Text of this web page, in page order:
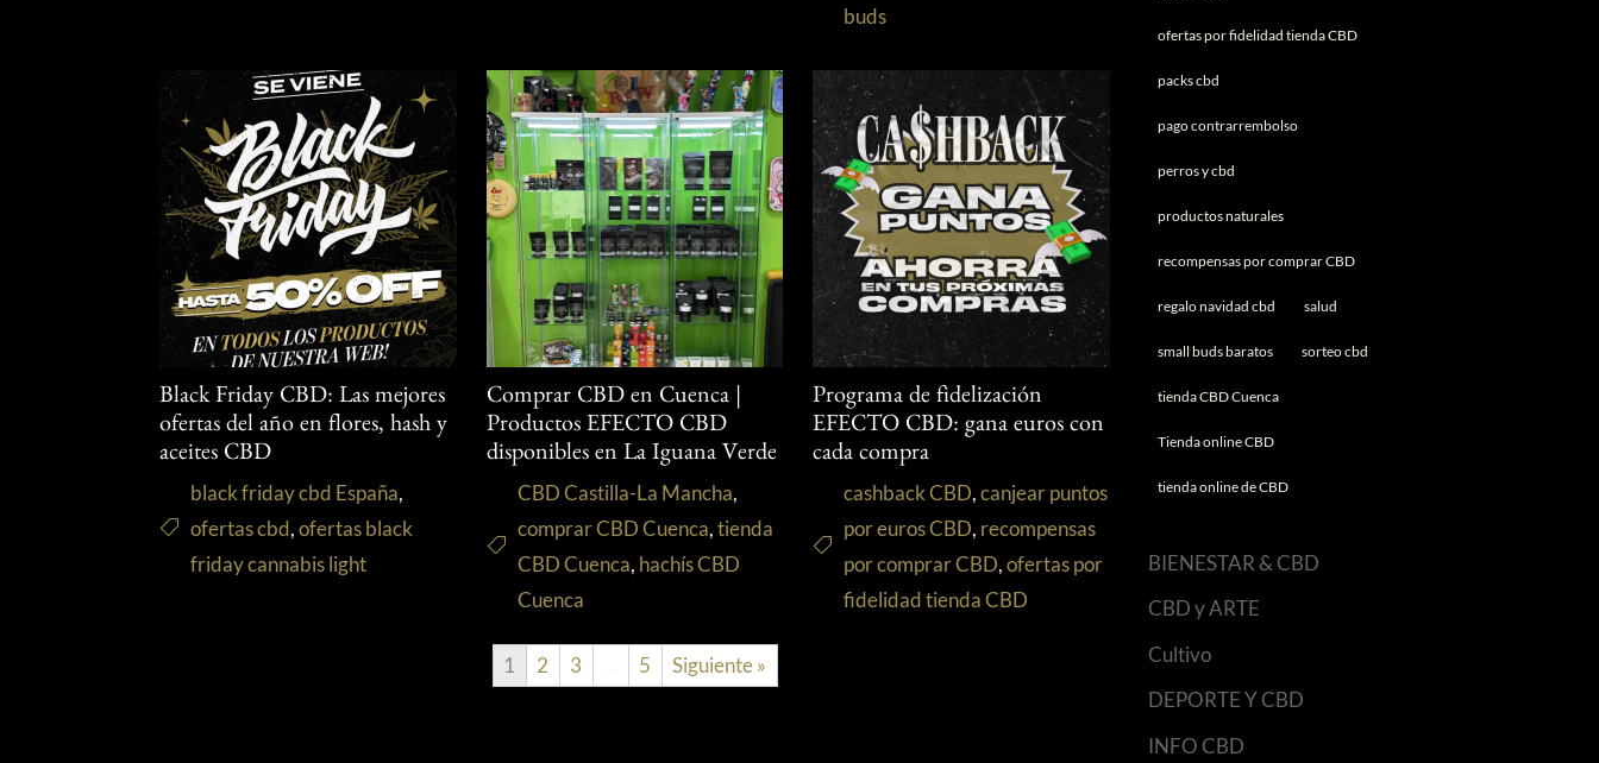
buds
Black Friday CBD: Las mejores
ofertas del año en flores, hash y
aceites CBD
black friday cbd España,
ofertas cbd,ofertas black
friday cannabis light
Comprar CBD en Cuenca |
Productos EFECTO CBD
disponibles en La Iguana Verde
CBD Castilla-La Mancha,
comprar CBD Cuenca,tienda
CBD Cuenca, hachís CBD
Cuenca
Programa de fidelización
EFECTO CBD: gana euros con
cada compra
cashback CBD,canjear puntos
por euros CBD, recompensas
por comprar CBD,ofertas por
fidelidad tienda CBD
1 2 3 5 Siguiente »
ofertas por fidelidad tienda CBD
packs cbd
pago contrarrembolso
perros y cbd
productos naturales
recompensas por comprar CBD
regalo navidad cbd salud
small buds baratos sorteo cbd
tienda CBD Cuenca
Tienda online CBD
tienda online de CBD
BIENESTAR & CBD
CBD y ARTE
Cultivo
DEPORTE Y CBD
INFO CBD